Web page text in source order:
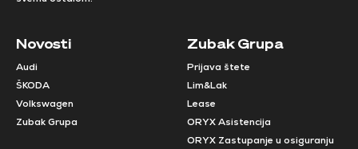
Novosti
Audi
ŠKODA
Volkswagen
Zubak Grupa
Zubak Grupa
Prijava štete
Lim&Lak
Lease
ORYX Asistencija
ORYX Zastupanje u osiguranju